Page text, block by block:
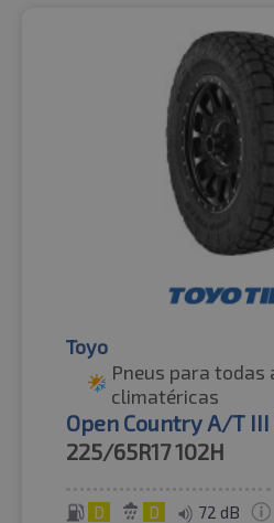
Toyo
Pneus para todas
climatéricas
Open Country A/T III
225/65R17102H
D D 72 dB